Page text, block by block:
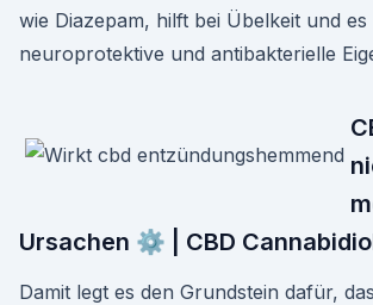
wie Diazepam, hilft bei Übelkeit und es
neuroprotektive und antibakterielle
Ursachen ⚙ | CBD
Damit legt es den Grundstein dafür,